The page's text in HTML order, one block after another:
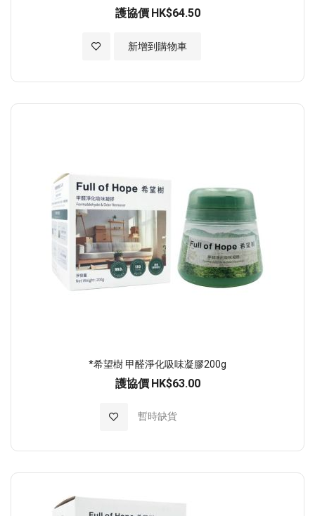
護協價 HK$64.50
新增到購物車
加入至願望清單
*希望樹 甲醛淨化吸味凝膠200g
護協價 HK$63.00
暫時缺貨
加入至願望清單